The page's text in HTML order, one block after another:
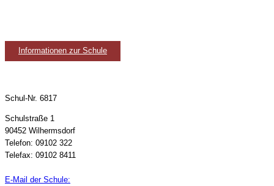
Informationen zur Schule
Schul-Nr. 6817
Schulstraße 1
90452 Wilhermsdorf
Telefon: 09102 322
Telefax: 09102 8411
E-Mail der Schule: